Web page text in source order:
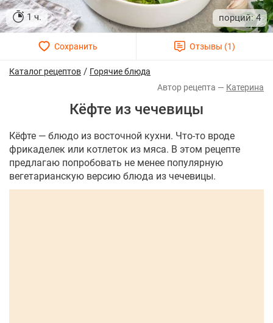
1 ч. 4
Каталог рецептов / Горячие блюда
Катерина
Кёфте из чечевицы
Кёфте — блюдо из восточной кухни. Что-то вроде
фрикаделек или котлеток из мяса. В этом рецепте
предлагаю попробовать не менее популярную
вегетарианскую версию блюда из чечевицы.